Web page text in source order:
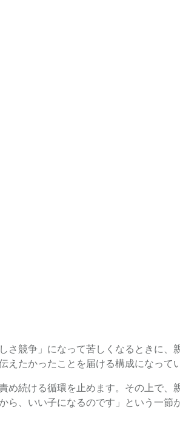
さ競争」になって苦しくなるときに
たかったことを届ける構成になってい
続ける循環を止めます。その上で
、いい子になるのです」という一節